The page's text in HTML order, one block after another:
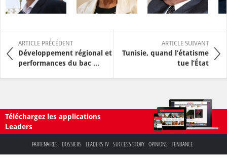
ARTICLE PRÉCÉDENT
Développement régional et
performances du bac ...
ARTICLE SUIVANT
Tunisie, quand l’étatisme
tue l’État
Téléchargez les applications
Leaders
PARTENAIRES DOSSIERS LEADERS TV SUCCESS STORY OPINIONS TENDANCE